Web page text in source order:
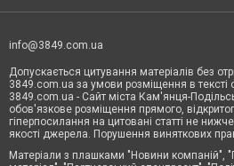
info@3849.com.ua
Допускається цитування матеріалів без
3849.com.ua за умови розміщення в
3849.com.ua - Сайт міста Кам'янця-
обов'язкове розміщення прямого,
гіперпосилання на цитовані статті не
якості джерела. Порушення виняткових
Матеріали з плашками "Новини компаній",